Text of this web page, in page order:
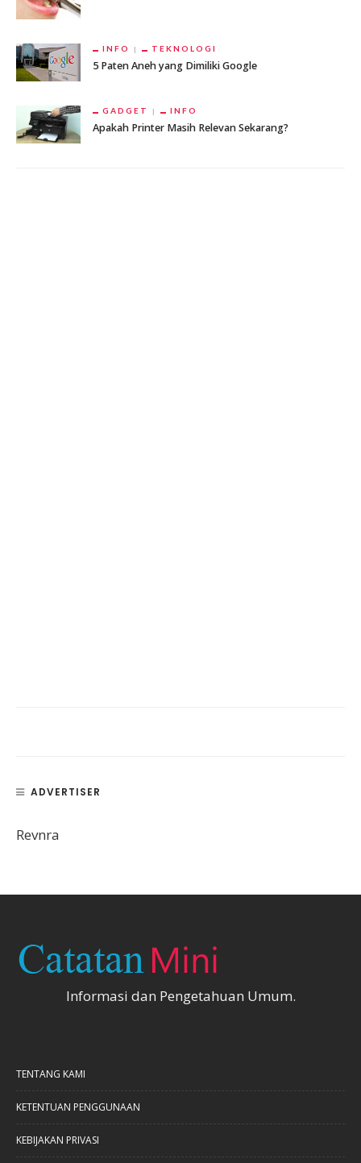
INFO TEKNOLOGI
5 Paten Aneh yang Dimiliki Google
GADGET INFO
Apakah Printer Masih Relevan Sekarang?
ADVERTISER
Revnra
Informasi dan Pengetahuan Umum.
TENTANG KAMI
KETENTUAN PENGGUNAAN
KEBIJAKAN PRIVASI